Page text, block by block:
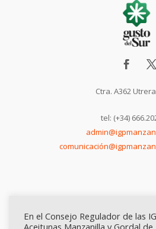
Ctra. A362
tel: (+34)
En el Consejo Regulador de las
Aceitunas Manzanilla y Gordal de